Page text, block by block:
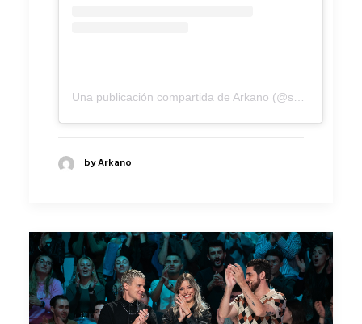
Una publicación compartida de Arkano (@smootharkano)
by Arkano